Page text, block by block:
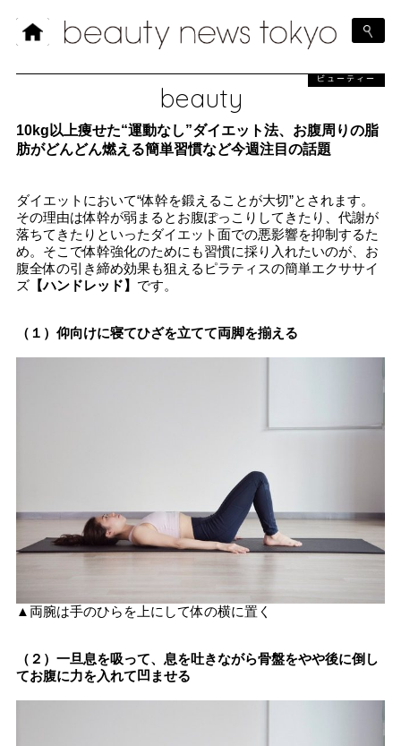
beauty
ビューティー
10kg以上痩せた“運動なし”ダイエット法、お腹周りの脂
肪がどんどん燃える簡単習慣など今週注目の話題
ダイエットにおいて“体幹を鍛えることが大切”とされます。
その理由は体幹が弱まるとお腹ぽっこりしてきたり、代謝が
落ちてきたりといったダイエット面での悪影響を抑制するた
め。そこで体幹強化のためにも習慣に採り入れたいのが、お
腹全体の引き締め効果も狙えるピラティスの簡単エクササイ
ズ 【ハンドレッド】 です。
（１）仰向けに寝てひざを立てて両脚を揃える
▲両腕は手のひらを上にして体の横に置く
（２）一旦息を吸って、息を吐きながら骨盤をやや後に倒し
てお腹に力を入れて凹ませる